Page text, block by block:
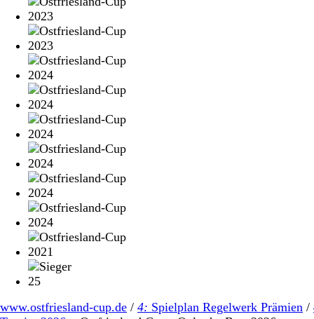
www.ostfriesland-cup.de / 4: Spielplan Regelwerk Prämien /